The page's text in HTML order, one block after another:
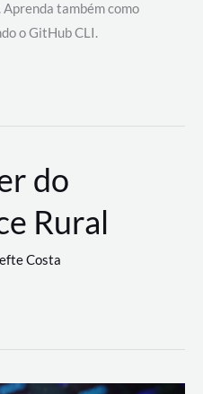
também como
o GitHub CLI.
do
Rural
Costa